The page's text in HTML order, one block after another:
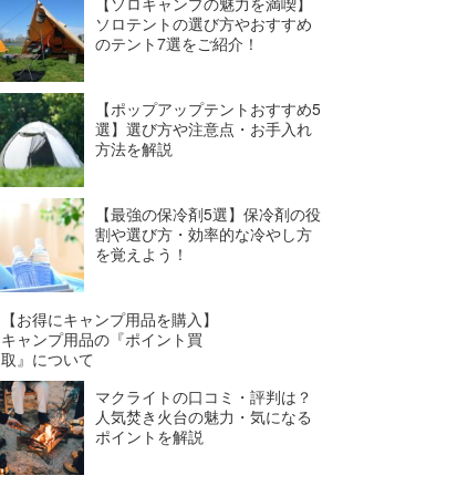
ソロテントの選び方やおすすめ
のテント7選をご紹介！
【ポップアップテントおすすめ5
選】選び方や注意点・お手入れ
方法を解説
【最強の保冷剤5選】保冷剤の役
割や選び方・効率的な冷やし方
を覚えよう！
【お得にキャンプ用品を購入】
キャンプ用品の『ポイント買
取』について
マクライトの口コミ・評判は？
人気焚き火台の魅力・気になる
ポイントを解説